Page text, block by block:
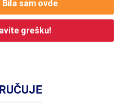
Bila sam ovde
grešku!